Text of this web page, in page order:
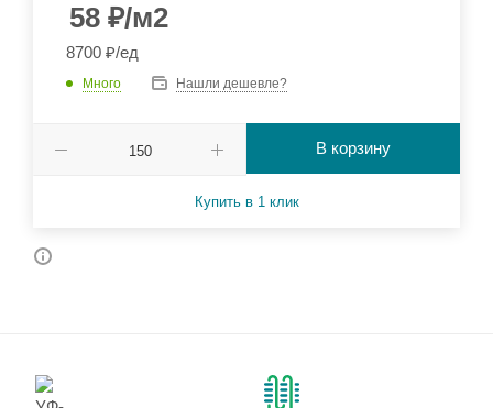
58 ₽/м2
8700 ₽/ед
Много Нашли дешевле?
В корзину
Купить в 1 клик